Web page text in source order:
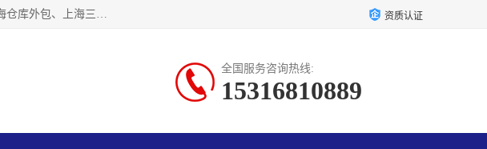
上海星力仓储服务有限公司从事：上海仓储服务、上海仓储库房、上海仓库代运营、上海仓库对外出租、上海仓库外包、上海三方仓储、上海电商仓储代发、上海电商代发货仓库、上海托管仓库、上海仓储配送。上海星力仓储服务有限公司现在拥有100个分仓、10万余平方的标准库房，精炼员工几百名，与几千家客户合作，公司已跻身上海仓储行业前列。欢迎来电咨询！ 资质认证
全国服务咨询热线:
15316810889